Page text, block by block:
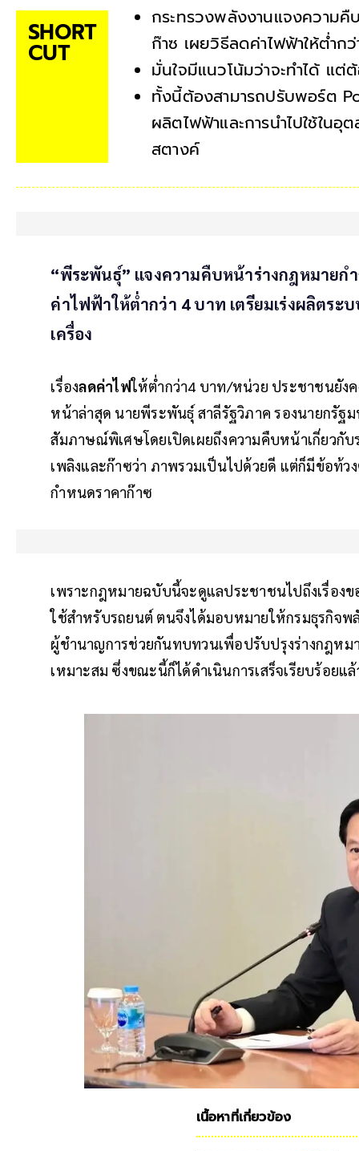
SHORT
CUT
กระทรวงพลังงานแจงความคื
ก๊าซ เผยวิธีลดค่าไฟฟ้าให้ต่ำ
มั่นใจมีแนวโน้มว่าจะทำได้ แ
ทั้งนี้ต้องสามารถปรับพอร์ต
ผลิตไฟฟ้าและการนำไปใช้ใน
สตางค์
“พีระพันธุ์” แจงความคืบหน้าร่างกฎหมายกํ
ค่าไฟฟ้าให้ต่ำกว่า 4 บาท เตรียมเร่งผลิตระ
เครื่อง
เรื่องลดค่าไฟให้ต่ำกว่า4 บาท/หน่วย ประชาชนยัง
หน้าล่าสุด นายพีระพันธุ์ สาลีรัฐวิภาค รองนายกรัฐ
สัมภาษณ์พิเศษโดยเปิดเผยถึงความคืบหน้าเกี่ยวกั
เพลิงและก๊าซว่า ภาพรวมเป็นไปด้วยดี แต่ก็มีข้อท้ว
กำหนดราคาก๊าซ
เพราะกฎหมายฉบับนี้จะดูแลประชาชนไปถึงเรื่อง
ใช้สำหรับรถยนต์ ตนจึงได้มอบหมายให้กรมธุรกิจ
ผู้ชำนาญการช่วยกันทบทวนเพื่อปรับปรุงร่างกฎหม
เหมาะสม ซึ่งขณะนี้ก็ได้ดำเนินการเสร็จเรียบร้อยแล้
เนื้อหาที่เกี่ยวข้อง